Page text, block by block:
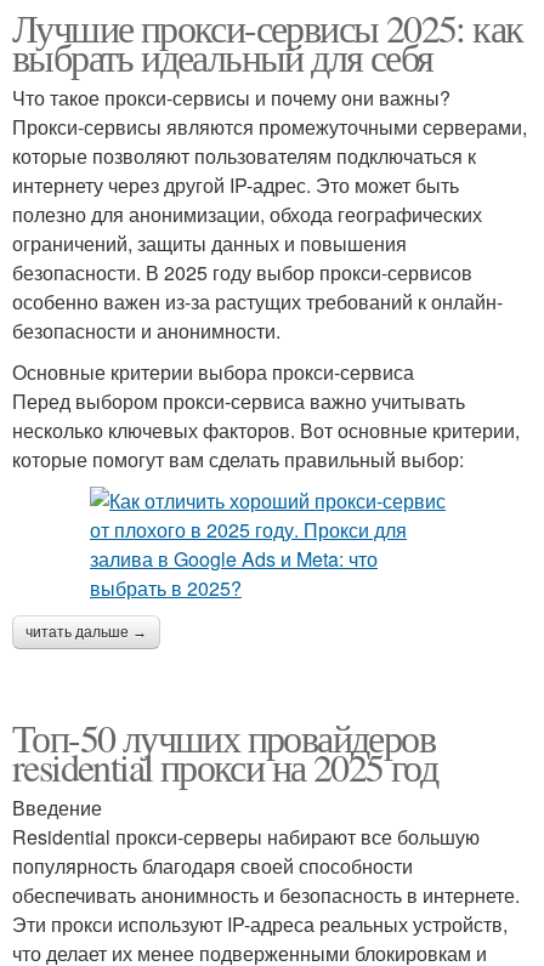
Лучшие прокси-сервисы 2025: как
выбрать идеальный для себя
Что такое прокси-сервисы и почему они важны?
Прокси-сервисы являются промежуточными серверами,
которые позволяют пользователям подключаться к
интернету через другой IP-адрес. Это может быть
полезно для анонимизации, обхода географических
ограничений, защиты данных и повышения
безопасности. В 2025 году выбор прокси-сервисов
особенно важен из-за растущих требований к онлайн-
безопасности и анонимности.
Основные критерии выбора прокси-сервиса
Перед выбором прокси-сервиса важно учитывать
несколько ключевых факторов. Вот основные критерии,
которые помогут вам сделать правильный выбор:
читать дальше →
Топ-50 лучших провайдеров
residential прокси на 2025 год
Введение
Residential прокси-серверы набирают все большую
популярность благодаря своей способности
обеспечивать анонимность и безопасность в интернете.
Эти прокси используют IP-адреса реальных устройств,
что делает их менее подверженными блокировкам и